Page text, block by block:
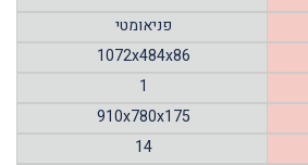
פניאומטי
1072x484x86
1
910x780x175
14